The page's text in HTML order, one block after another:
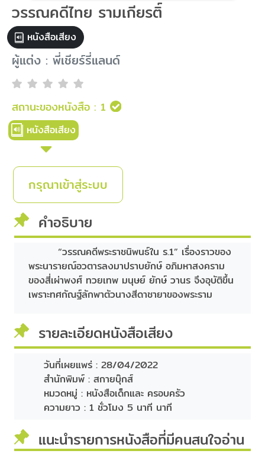
วรรณคดีไทย รามเกียรติ์
หนังสือเสียง
ผู้แต่ง : พี่เชียร์รี่แลนด์
สถานะของหนังสือ : 1
หนังสือเสียง
กรุณาเข้าสู่ระบบ
คำอธิบาย
“วรรณคดีพระราชนิพนธ์ใน ร.1” เรื่องราวของ
พระนารายณ์อวตารลงมาปราบยักษ์ อภิมหาสงคราม
ของสี่เผ่าพงศ์ ทวยเทพ มนุษย์ ยักษ์ วานร จึงอุบัติขึ้น
เพราะทศกัณฐ์ลักพาตัวนางสีดาชายาของพระราม
รายละเอียดหนังสือเสียง
วันที่เผยแพร่ : 28/04/2022
สำนักพิมพ์ : สกายบุ๊กส์
หมวดหมู่ : หนังสือเด็กและ ครอบครัว
ความยาว : 1 ชั่วโมง 5 นาที นาที
แนะนำรายการหนังสือที่มีคนสนใจอ่าน